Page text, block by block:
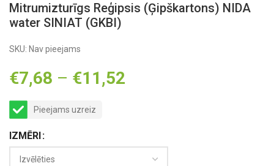
Mitrumizturīgs Reģipsis (Ģipškartons) NIDA
water SINIAT (GKBI)
SKU: Nav pieejams
€7,68 – €11,52
Pieejams uzreiz
IZMĒRI